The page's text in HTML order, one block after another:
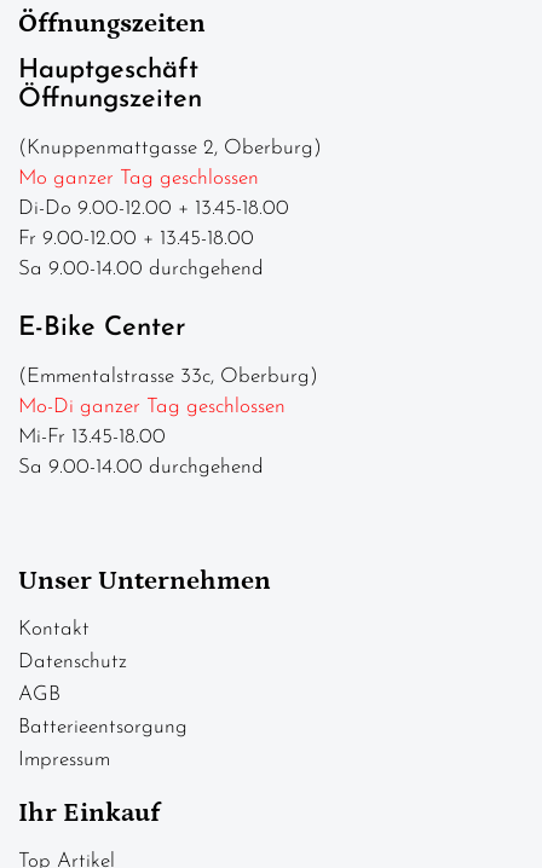
Öffnungszeiten
Hauptgeschäft
Öffnungszeiten
(Knuppenmattgasse 2, Oberburg)
Mo ganzer Tag geschlossen
Di-Do 9.00-12.00 + 13.45-18.00
Fr 9.00-12.00 + 13.45-18.00
Sa 9.00-14.00 durchgehend
E-Bike Center
(Emmentalstrasse 33c, Oberburg)
Mo-Di ganzer Tag geschlossen
Mi-Fr 13.45-18.00
Sa 9.00-14.00 durchgehend
Unser Unternehmen
Kontakt
Datenschutz
AGB
Batterieentsorgung
Impressum
Ihr Einkauf
Top Artikel